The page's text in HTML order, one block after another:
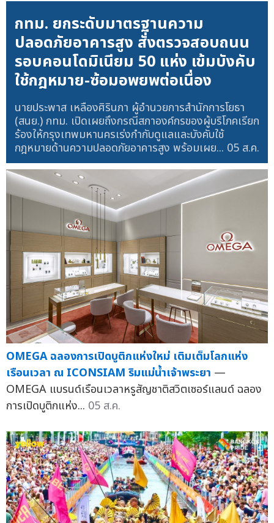
กทม. ยกระดับมาตรฐานความ
ปลอดภัยอาคารสูง สั่งตรวจสอบถนน
รอบคอนโดมิเนียม 50 แห่ง เข้มบังคับ
ใช้กฎหมาย-ซ้อมอพยพต่อเนื่อง
นายประพาส เหลืองศิรินภา ผู้อำนวยการสำนักการโยธา
(สนย.) กทม. เปิดเผยถึงกรณีสภาองค์กรของผู้บริโภคเรียก
ร้องให้กรุงเทพมหานครเร่งกำกับดูแลและบังคับใช้
กฎหมายด้านความปลอดภัยอาคารสูง พร้อมเผย... 05 ส.ค.
OMEGA ฉลองการเปิดบูติกแห่งใหม่ เติมเต็มโลกแห่ง
เรือนเวลา ณ ICONSIAM ริมแม่น้ำเจ้าพระยา —
OMEGA แบรนด์เรือนเวลาหรูสัญชาติสวิตเซอร์แลนด์ ฉลอง
การเปิดบูติกแห่ง... 05 ส.ค.